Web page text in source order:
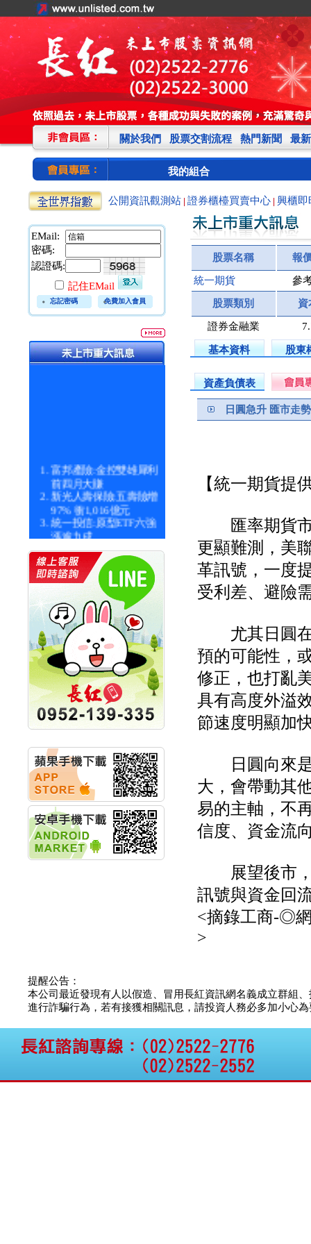
關於我們 股票交割流程 熱門新聞 最
我的組合
公開資訊觀測站 證券櫃檯買賣中心 興櫃即
EMail:
密碼:
認證碼:
記住EMail
忘記密碼 免費加入會員
富邦產險:金控雙雄犀利
前四月大賺
新光人壽保險:五壽險增
97% 衝1,016億元
統一投信:原型ETF六強
漲逾九成
價 被盯上
新光人壽保險:新壽Q1外
價金將達996億
宇辰系統科技:宇辰業績
創新高 啟動興櫃轉上櫃
計畫
明緯企業:明緯永續科技
競賽 以電源驅動善的力
量
秀育企業:秀育SHO-U儲
能系統 獲國內首張CNS
認證
聯博投信:聯博00404A
從容擁抱台股主流
碩通散熱股份有限公司
公告董事會通過發言人
及代理發
華旭先進:代重要子公司
碩通散熱股份有限公司
公告董事會決議發行員
工認股權
華旭先進:代重要子公司
碩通散熱股份有限公司
加第27屆眼
巨生生醫:公告本公司
MPB-1523MRI顯影劑-
公司私募專區資訊(董事
會決議日起兩日內應申
股票名稱 報
統一期貨 參
股票類別 資
證券金融業
基本資料 股東
資產負債表
日圓急升 匯市走
【統一期貨提
匯率期貨市
更顯難測，美
革訊號，一度
受利差、避險
尤其日圓在4
預的可能性，
修正，也打亂
具有高度外溢
節速度明顯加
日圓向來是
大，會帶動其
易的主軸，不
信度、資金流
展望後市，
訊號與資金回
<摘錄工商-◎
>
提醒公告：
本公司最近發現有人以假造、冒用長紅資訊網名義成立群組
進行詐騙行為，若有接獲相關訊息，請投資人務必多加小心